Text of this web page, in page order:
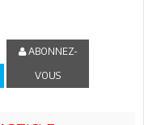
ABONNEZ-
VOUS